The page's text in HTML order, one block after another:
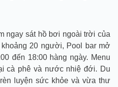
ngay sát hồ bơi ngoài trời của
20 người, Pool bar mở
đến 18:00 hàng ngày. Menu
cà phê và nước nhiệ đới. Du
luyện sức khỏe và vừa thư